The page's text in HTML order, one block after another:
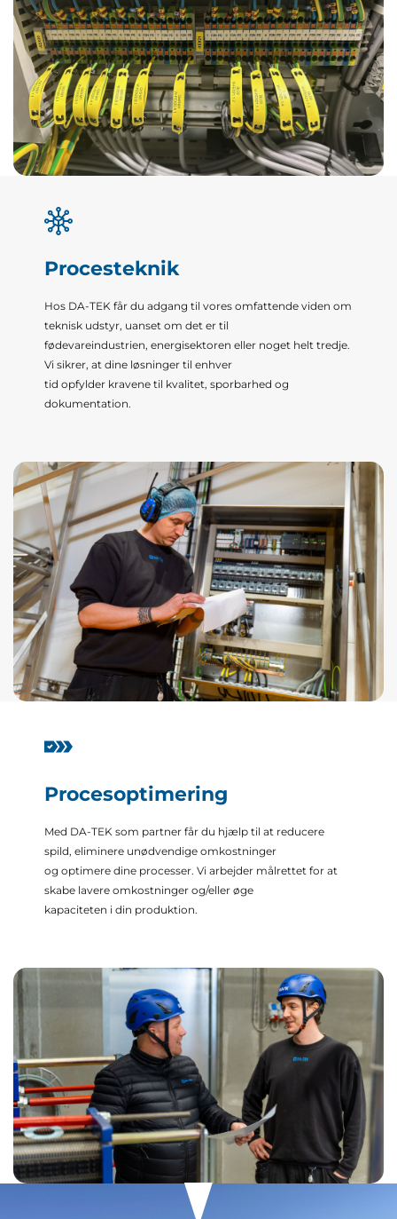
Procesteknik
Hos DA-TEK får du adgang til vores omfattende viden om
teknisk udstyr, uanset om det er til
fødevareindustrien, energisektoren eller noget helt tredje.
Vi sikrer, at dine løsninger til enhver
tid opfylder kravene til kvalitet, sporbarhed og
dokumentation.
Procesoptimering
Med DA-TEK som partner får du hjælp til at reducere
spild, eliminere unødvendige omkostninger
og optimere dine processer. Vi arbejder målrettet for at
skabe lavere omkostninger og/eller øge
kapaciteten i din produktion.